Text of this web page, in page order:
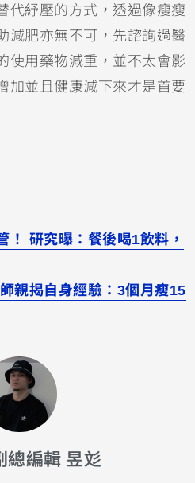
代紓壓的方式，透過像瘦瘦
減肥亦無不可，先諮詢過醫
使用藥物減重，並不太會影
加並且健康減下來才是首要
！ 研究曝：餐後喝1飲料，
親揭自身經驗：3個月瘦15
總編輯 昱彣